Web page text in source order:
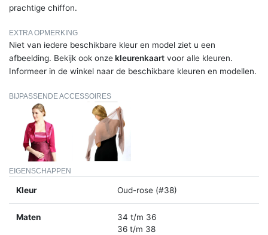
prachtige chiffon.
EXTRA OPMERKING
Niet van iedere beschikbare kleur en model ziet u een
afbeelding. Bekijk ook onzekleurenkaart voor alle kleuren.
Informeer in de winkel naar de beschikbare kleuren en modellen.
BIJPASSENDE ACCESSOIRES
EIGENSCHAPPEN
Kleur Oud-rose (#38)
Maten
34 t/m 36
36 t/m 38